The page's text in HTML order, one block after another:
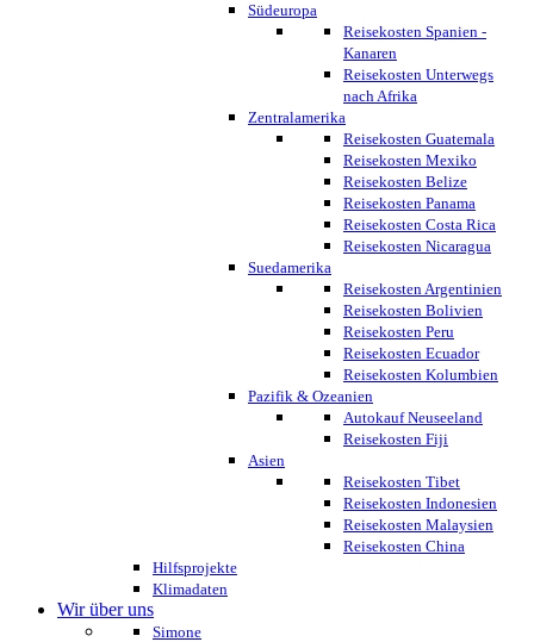
Südeuropa
Reisekosten Spanien -
Kanaren
Reisekosten Unterwegs
nach Afrika
Zentralamerika
Reisekosten Guatemala
Reisekosten Mexiko
Reisekosten Belize
Reisekosten Panama
Reisekosten Costa Rica
Reisekosten Nicaragua
Suedamerika
Reisekosten Argentinien
Reisekosten Bolivien
Reisekosten Peru
Reisekosten Ecuador
Reisekosten Kolumbien
Pazifik & Ozeanien
Autokauf Neuseeland
Reisekosten Fiji
Asien
Reisekosten Tibet
Reisekosten Indonesien
Reisekosten Malaysien
Reisekosten China
Hilfsprojekte
Klimadaten
Wir über uns
Simone